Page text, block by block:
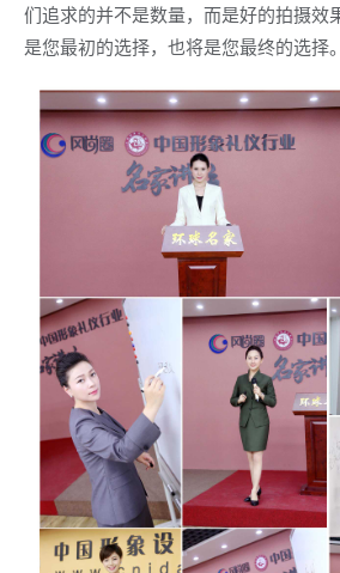
们追求的并不是数量，而是好的拍摄效
是您最初的选择，也将是您最终的选择。